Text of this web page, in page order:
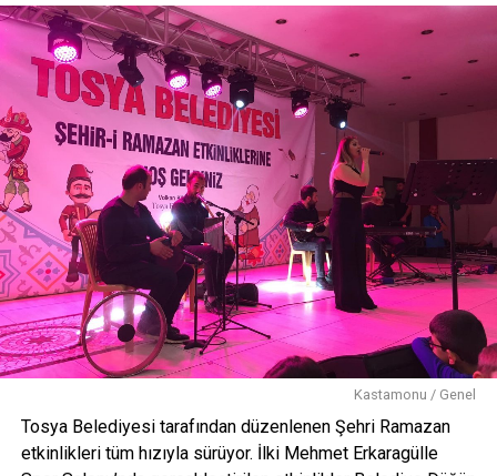
Kastamonu / Genel
Tosya Belediyesi tarafından düzenlenen Şehri Ramazan
etkinlikleri tüm hızıyla sürüyor. İlki Mehmet Erkaragülle